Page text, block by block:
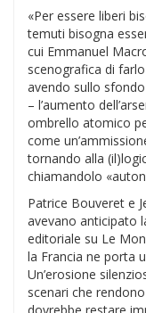
«Per essere liberi
temuti bisogna
cui Emmanuel
scenografica di
avendo sullo
– l’aumento
ombrello atomico
come
tornando alla
chiamandolo
Patrice Bouveret e
avevano anticipato
editoriale su Le
la Francia ne porta
Un’erosione
scenari che
dovrebbe restare